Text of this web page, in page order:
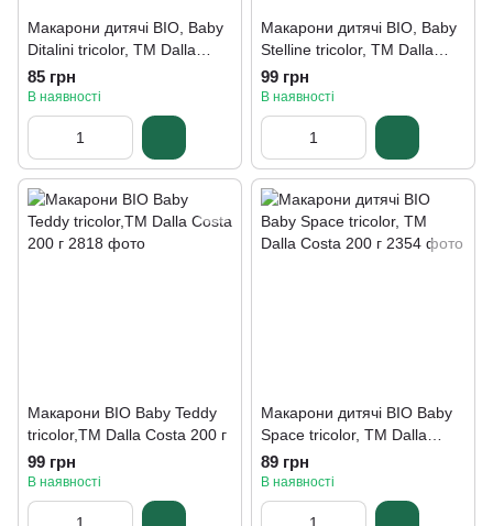
Макарони дитячі BIO, Baby
Ditalini tricolor, ТМ Dalla
Costa 200 г
85 грн
В наявності
Макарони дитячі BIO, Baby
Stelline tricolor, ТМ Dalla
Costa 200 г
99 грн
В наявності
Макарони BIO Baby Teddy
tricolor,ТМ Dalla Costa 200 г
99 грн
В наявності
Макарони дитячі BIO Baby
Space tricolor, TM Dalla
Costa 200 г
89 грн
В наявності